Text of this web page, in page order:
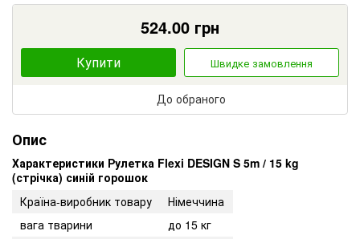
524.00 грн
Купити Швидке замовлення
До обраного
Опис
Характеристики Рулетка Flexi DESIGN S 5m / 15 kg
(стрічка) синій горошок
Країна-виробник товару
Німеччина
вага тварини
до 15 кг